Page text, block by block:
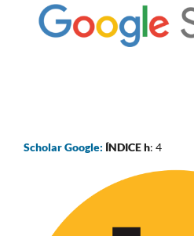
Scholar Google: ÍNDICE h: 4